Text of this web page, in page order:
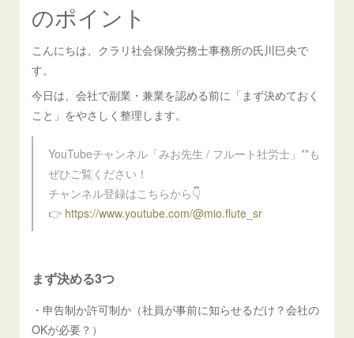
のポイント
こんにちは、クラリ社会保険労務士事務所の氏川巳央で
す。
今日は、会社で副業・兼業を認める前に「まず決めておく
こと」をやさしく整理します。
YouTubeチャンネル「みお先生 / フルート社労士」**も
ぜひご覧ください！
チャンネル登録はこちらから👇
👉 https://www.youtube.com/@mio.flute_sr
まず決める3つ
・申告制か許可制か（社員が事前に知らせるだけ？会社の
OKが必要？）